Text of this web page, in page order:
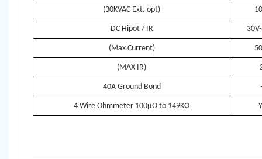
(30KVAC Ext. opt)
DC Hipot / IR
(Max Current)
(MAX IR)
40A Ground Bond
4 Wire Ohmmeter 100μΩ to 149KΩ